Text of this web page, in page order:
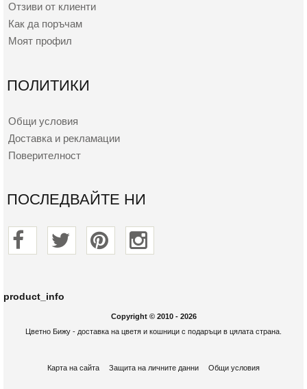
Отзиви от клиенти
Как да поръчам
Моят профил
ПОЛИТИКИ
Общи условия
Доставка и рекламации
Поверителност
ПОСЛЕДВАЙТЕ НИ
product_info
Copyright © 2010 - 2026
Цветно Бижу - доставка на цветя и кошници с подаръци в цялата страна.
Карта на сайта Защита на личните данни Общи условия